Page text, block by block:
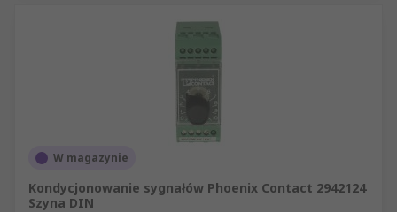
W magazynie
Kondycjonowanie sygnałów Phoenix Contact 2942124
Szyna DIN